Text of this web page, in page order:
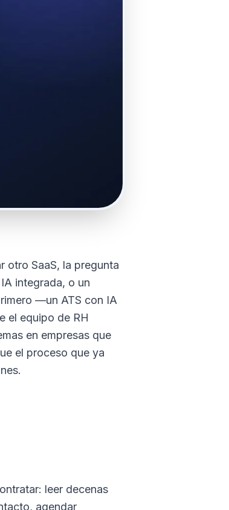
otro SaaS, la pregunta
integrada, o un
—un ATS con IA
el equipo de RH
en empresas que
el proceso que ya
leer decenas
agendar